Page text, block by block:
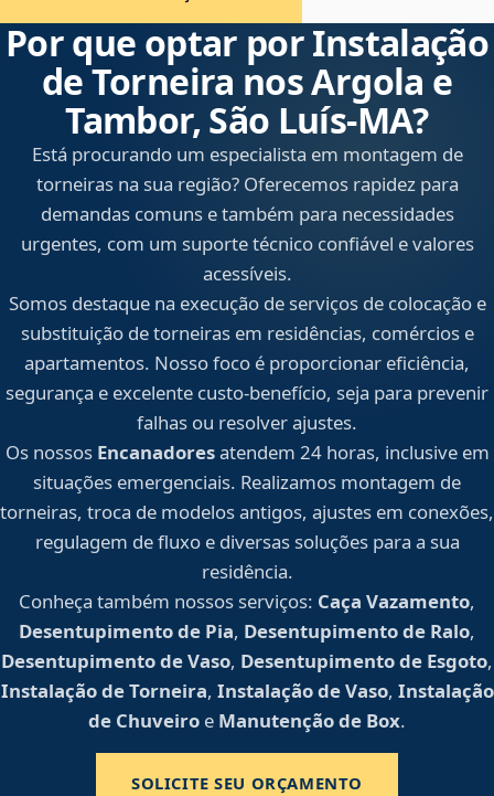
Por que optar por Instalação
de Torneira nos Argola e
Tambor, São Luís‑MA?
Está procurando um especialista em montagem de
torneiras na sua região? Oferecemos rapidez para
demandas comuns e também para necessidades
urgentes, com um suporte técnico confiável e valores
acessíveis.
Somos destaque na execução de serviços de colocação e
substituição de torneiras em residências, comércios e
apartamentos. Nosso foco é proporcionar eficiência,
segurança e excelente custo-benefício, seja para prevenir
falhas ou resolver ajustes.
Os nossos Encanadoresatendem 24 horas, inclusive em
situações emergenciais. Realizamos montagem de
torneiras, troca de modelos antigos, ajustes em conexões,
regulagem de fluxo e diversas soluções para a sua
residência.
Conheça também nossos serviços: Caça Vazamento,
Desentupimento de Pia, Desentupimento de Ralo,
Desentupimento de Vaso, Desentupimento de Esgoto,
Instalação de Torneira, Instalação de Vaso, Instalação
de Chuveiro e Manutenção de Box.
SOLICITE SEU ORÇAMENTO